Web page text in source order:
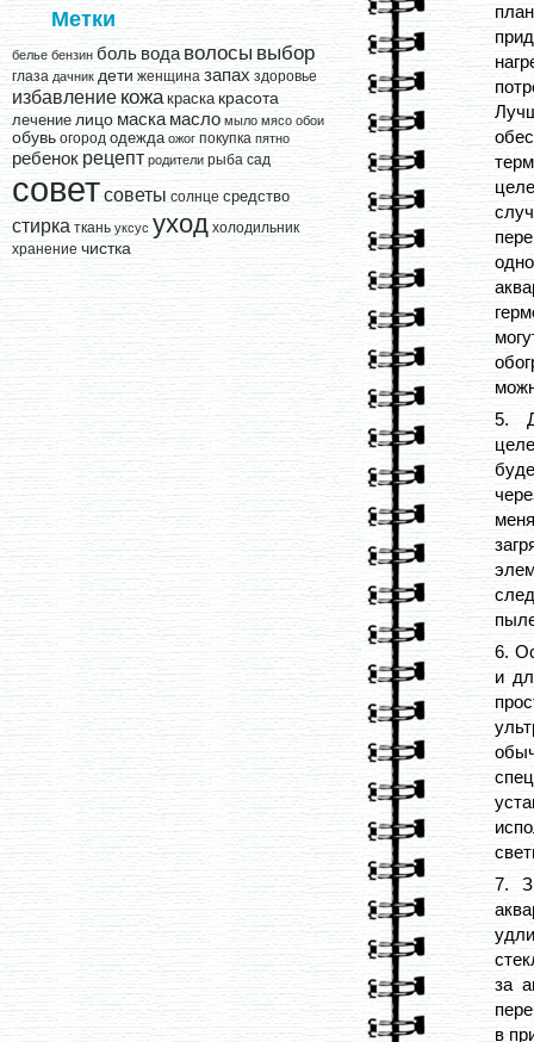
Метки
белье бензин боль вода волосы выбор
глаза дачник дети женщина запах здоровье
избавление кожа краска красота
лечение лицо маска масло мыло мясо обои
обувь огород одежда ожог покупка пятно
ребенок рецепт родители рыба сад
советсоветы солнце средство
стирка ткань уксус уход холодильник
хранение чистка
5.
6.
и
7.
за
в